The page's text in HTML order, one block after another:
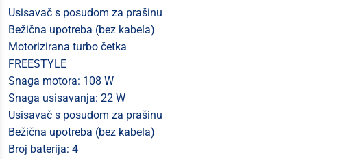
Usisavač s posudom za prašinu
Bežična upotreba (bez kabela)
Motorizirana turbo četka
FREESTYLE
Snaga motora: 108 W
Snaga usisavanja: 22 W
Usisavač s posudom za prašinu
Bežična upotreba (bez kabela)
Broj baterija: 4